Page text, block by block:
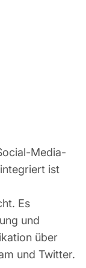
Media-
ist
Es
und
über
und Twitter.